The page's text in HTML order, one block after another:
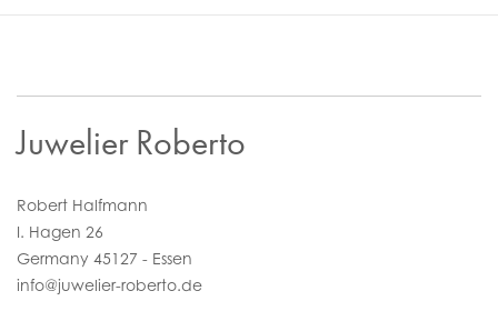
Juwelier Roberto
Robert Halfmann
I. Hagen 26
Germany 45127 - Essen
info@juwelier-roberto.de